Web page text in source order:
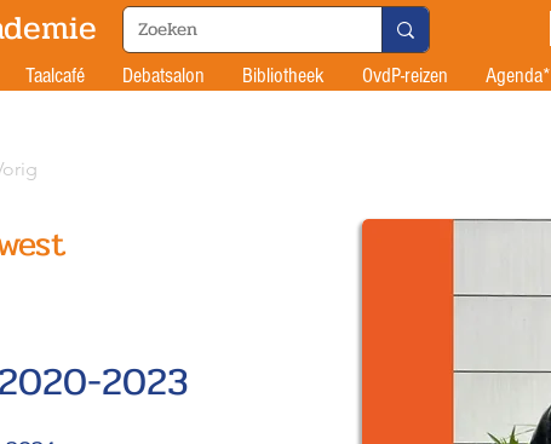
Taalcafé Debatsalon Bibliotheek OvdP-reizen Agenda*
2023